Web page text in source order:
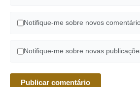
Notifique-me sobre novos
Notifique-me sobre novas